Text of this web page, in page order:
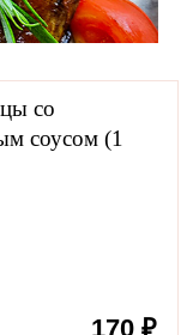
со
соусом (1
170 ₽